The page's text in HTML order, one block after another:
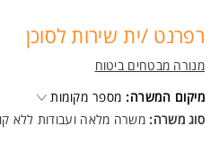
לעוד משרות ומידע על מנורה מבטחים
רפרנט /ית שירות לסוכן
מנורה מבטחים ביטוח
מיקום המשרה: מספר מקומות
סוג משרה: משרה מלאה ועבודות ללא